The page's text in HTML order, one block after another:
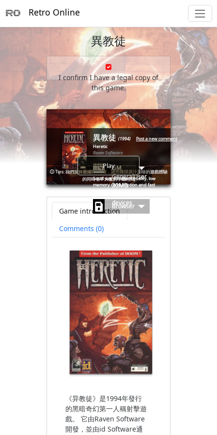
Retro Online
異教徒
I confirm I have a legal copy of
this game.
        _                __
       (_)____      ____/ /___  _____ _________  ____ ___
      / / ___/_____/ __  / __ \/ ___// ___/ __ \/ __ `__ \
     / (__  )_____/ /_/ / /_/ (__  )/ /__/ /_/ / / / / / /
  __/ /____/      \__,_/\____/____(_)___/\____/_/ /_/ /_/
🛈Tips: 我們支持壓縮CD音频，讓您獲得原汁原味的遊戲體驗
的同時省下大量的下載時間
異教徒(1994)
Post a new comment
Heretic
Raven Software
GM
GeneralUser
30MB
devices
Small size. Excellent quality, low
memory consumption and fast
Browser
(No save
Play
Game introduction
Comments (0)
《异教徒》是1994年發行
的黑暗奇幻第一人稱射擊遊
戲。 它由Raven Software
開發，並由id Software通